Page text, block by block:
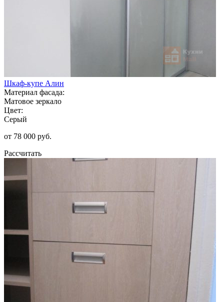
Шкаф-купе Алин
Материал фасада:
Матовое зеркало
Цвет:
Серый
от 78 000 руб.
Рассчитать